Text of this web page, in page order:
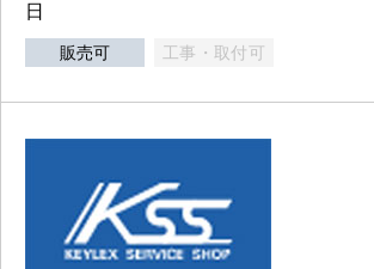
日
販売可 工事・取付可